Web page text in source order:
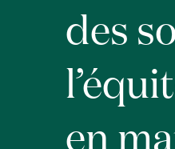
des
en